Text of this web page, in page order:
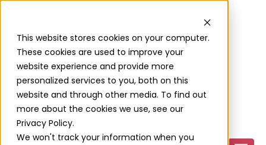
This website stores cookies on your computer.
These cookies are used to improve your
website experience and provide more
personalized services to you, both on this
website and through other media. To find out
more about the cookies we use, see our
Privacy Policy.
We won't track your information when you